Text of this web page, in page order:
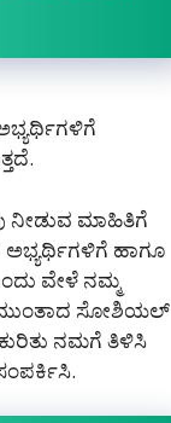
ನೀಡುವ ಮಾಹಿತಿಗೆ
ಹಾಗೂ
ವೇಳೆ ನಮ್ಮ
ಮುಂತಾದ ಸೋಶಿಯಲ್
ನಮಗೆ ತಿಳಿಸಿ